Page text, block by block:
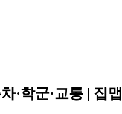
·학군·교통 | 집맵